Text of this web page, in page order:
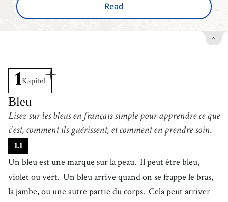
Read
1Kapitel
Bleu
Lisez sur les bleus en français simple pour apprendre ce que
c'est, comment ils guérissent, et comment en prendre soin.
1.1
Un bleu est une marque sur la peau. Il peut être bleu,
violet ou vert. Un bleu arrive quand on se frappe le bras,
la jambe, ou une autre partie du corps. Cela peut arriver